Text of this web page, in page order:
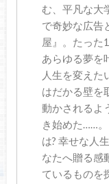
む、平凡な大
で奇妙な広告
屋』。たった
あらゆる夢を
人生を変えた
はだかる壁を
動かされるよ
き始めた……。
は? 幸せな人
なたへ贈る感
ているものを